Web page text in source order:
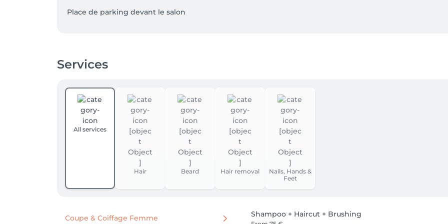
Services
All services
Hair Beard Hair removal
Nails, Hands &
Feet
Coupe & Coiffage Femme Shampoo + Haircut + Brushing